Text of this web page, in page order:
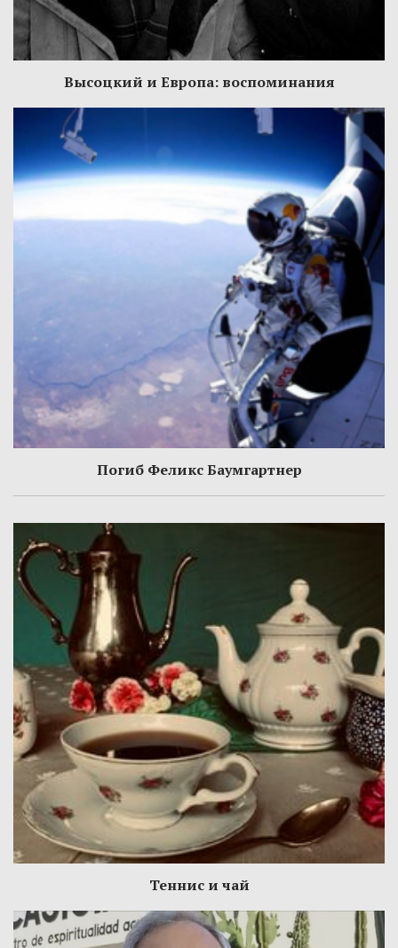
Высоцкий и Европа: воспоминания
Погиб Феликс Баумгартнер
Теннис и чай